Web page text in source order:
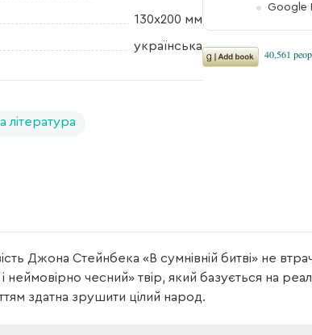
130х200 мм
українська
література
Google
Джона Стейнбека «В сумнівній битві» не
неймовірно чесний» твір, який базується на
здатна зрушити цілий народ.